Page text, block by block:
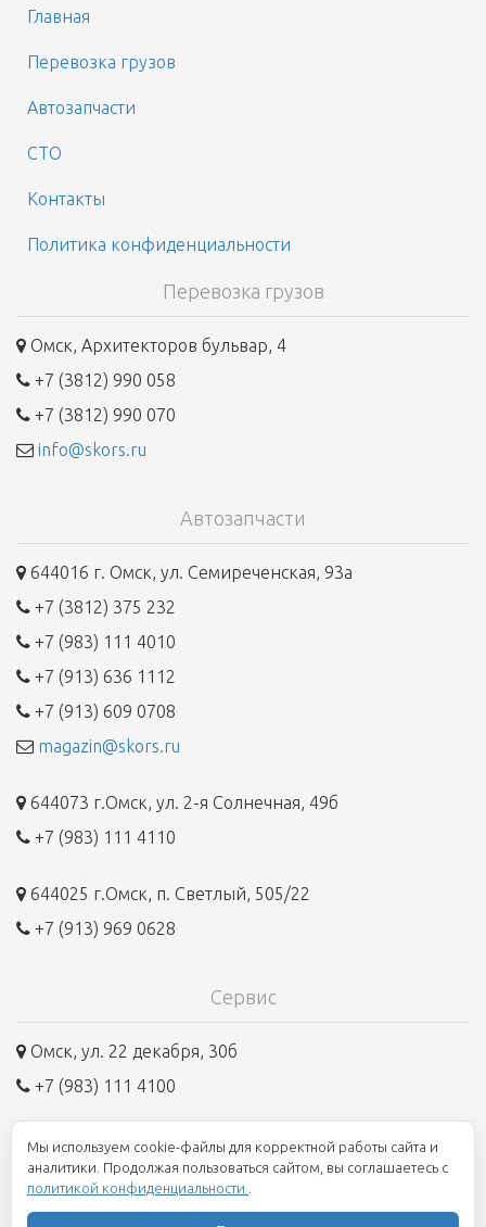
Главная
Перевозка грузов
Автозапчасти
СТО
Контакты
Политика конфиденциальности
Перевозка грузов
Омск, Архитекторов бульвар, 4
+7 (3812) 990 058
+7 (3812) 990 070
info@skors.ru
Автозапчасти
644016 г. Омск, ул. Семиреченская, 93а
+7 (3812) 375 232
+7 (983) 111 4010
+7 (913) 636 1112
+7 (913) 609 0708
magazin@skors.ru
644073 г.Омск, ул. 2-я Солнечная, 49б
+7 (983) 111 4110
644025 г.Омск, п. Светлый, 505/22
+7 (913) 969 0628
Сервис
Омск, ул. 22 декабря, 30б
+7 (983) 111 4100
8 800 250 1945
Единый номер, бесплатно по всей России
Мы используем cookie-файлы для корректной работы сайта и
аналитики. Продолжая пользоваться сайтом, вы соглашаетесь с
политикой конфиденциальности